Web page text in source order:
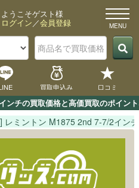
ンチの買取価格と高価買取のポイン
ようこそゲスト様
ログイン／会員登録
買取申込み 口コミ
レミントン M1875 2nd 7-7/2インチ